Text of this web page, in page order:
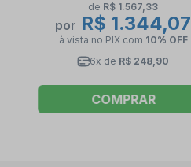
de R$ 1.567,33
por R$ 1.344,07
à vista no PIX com 10% OFF
6x de R$ 248,90
COMPRAR